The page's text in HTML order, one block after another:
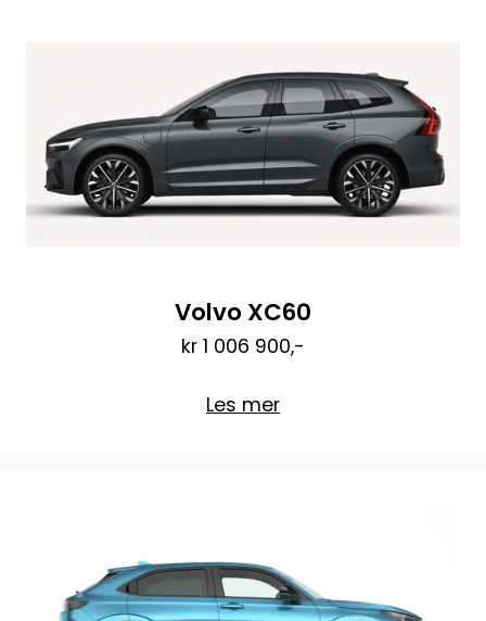
Volvo XC60
kr 1 006 900,-
Les mer